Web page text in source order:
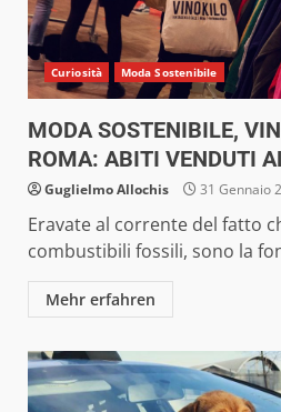
Curiosità Moda Sostenibile
MODA SOSTENIBILE,
ROMA: ABITI VENDUTI
Guglielmo Allochis 31 Gennaio
Eravate al corrente del fatto
combustibili fossili, sono la
Mehr erfahren